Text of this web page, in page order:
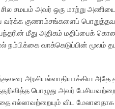
சில சமயம் அவர் ஒரு மாற்று
வர்க்க குணாம்சங்களைப்
மீது அதிகம் மதிப்பைக்
நம்பிக்கை வாக்கெடுப்பின் மூலம்
அரசியல்வாதியாக்கிய
பொழுது அவர்
எல்லாவற்றையும் விட